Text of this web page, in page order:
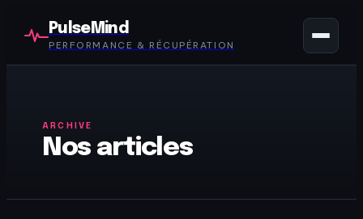
PulseMind
PERFORMANCE & RÉCUPÉRATION
ARCHIVE
Nos articles